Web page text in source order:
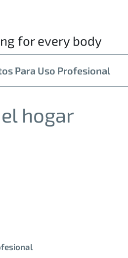
for every body
Para Uso Profesional
hogar